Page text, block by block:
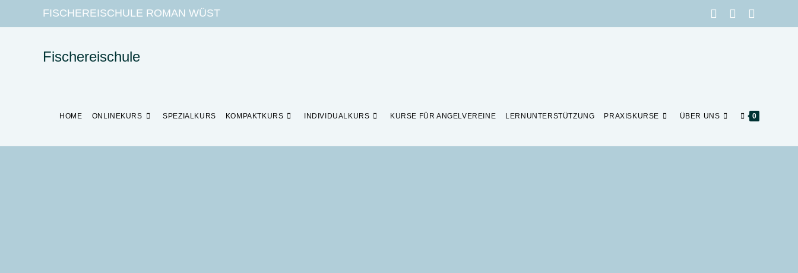
FISCHEREISCHULE ROMAN WÜST
Fischereischule
HOME ONLINEKURS SPEZIALKURS KOMPAKTKURS INDIVIDUALKURS KURSE FÜR ANGELVEREINE LERNUNTERSTÜTZUNG PRAXISKURSE ÜBER UNS 0